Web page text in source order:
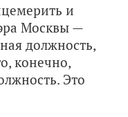
и
Москвы —
должность,
конечно,
Это